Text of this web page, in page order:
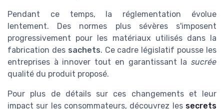
Pendant ce temps, la réglementation évolue
lentement. Des normes plus sévères s'imposent
progressivement pour les matériaux utilisés dans la
fabrication des sachets. Ce cadre législatif pousse les
entreprises à innover tout en garantissant la sucrée
qualité du produit proposé.
Pour plus de détails sur ces changements et leur
impact sur les consommateurs, découvrez les secrets